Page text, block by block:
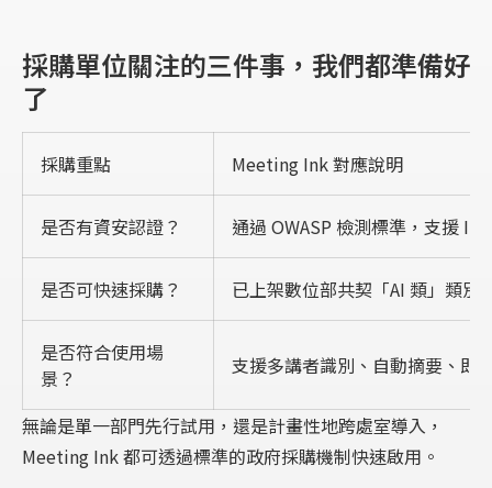
採購單位關注的三件事，我們都準備好
了
採購重點 Meeting Ink 對應說明
是否有資安認證？ 通過 OWASP 檢測標準，支援 IP
是否可快速採購？ 已上架數位部共契「AI 類」類別
是否符合使用場
景？
支援多講者識別、自動摘要、即
無論是單一部門先行試用，還是計畫性地跨處室導入，
Meeting Ink 都可透過標準的政府採購機制快速啟用。